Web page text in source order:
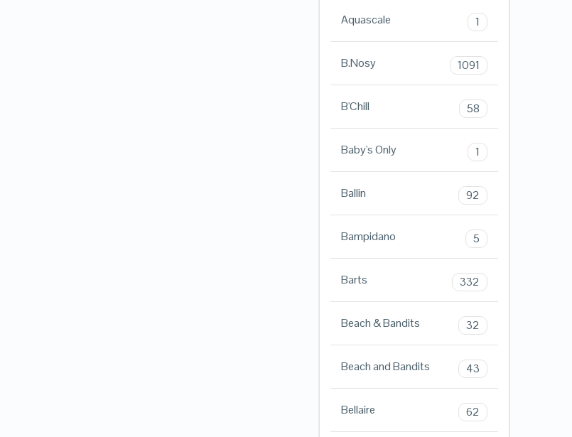
Aquascale 1
B.Nosy 1091
B'Chill 58
Baby's Only 1
Ballin 92
Bampidano 5
Barts 332
Beach & Bandits 32
Beach and Bandits 43
Bellaire 62